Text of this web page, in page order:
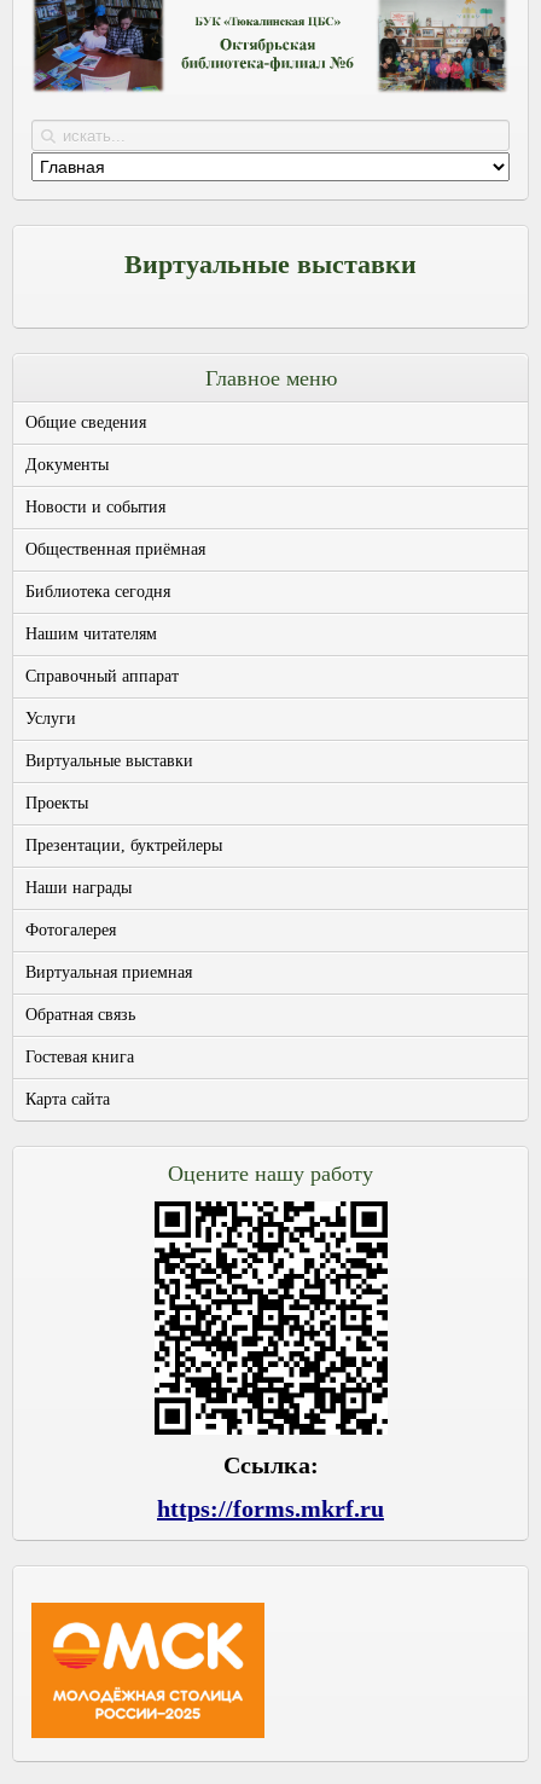
Виртуальные выставки
Главное меню
Общие сведения
Документы
Новости и события
Общественная приёмная
Библиотека сегодня
Нашим читателям
Справочный аппарат
Услуги
Виртуальные выставки
Проекты
Презентации, буктрейлеры
Наши награды
Фотогалерея
Виртуальная приемная
Обратная связь
Гостевая книга
Карта сайта
Оцените нашу работу
Ссылка:
https://forms.mkrf.ru